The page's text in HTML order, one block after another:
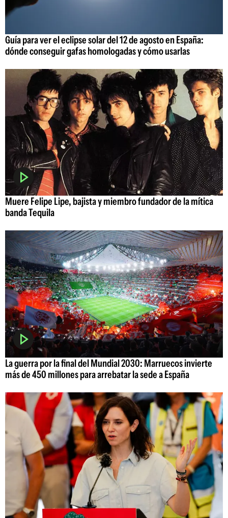
Guía para ver el eclipse solar del 12 de agosto en España:
dónde conseguir gafas homologadas y cómo usarlas
Muere Felipe Lipe, bajista y miembro fundador de la mítica
banda Tequila
La guerra por la final del Mundial 2030: Marruecos invierte
más de 450 millones para arrebatar la sede a España